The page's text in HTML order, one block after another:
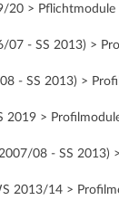
20 > Pflichtmodule
07 - SS 2013) >
- SS 2013) >
2019 >
08 - SS
2013/14 >